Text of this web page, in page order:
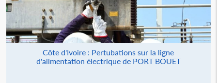
Côte d'Ivoire : Pertubations sur la ligne
d'alimentation électrique de PORT BOUET